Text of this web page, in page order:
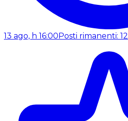
13 ago, h 16:00 Posti rimanenti: 12